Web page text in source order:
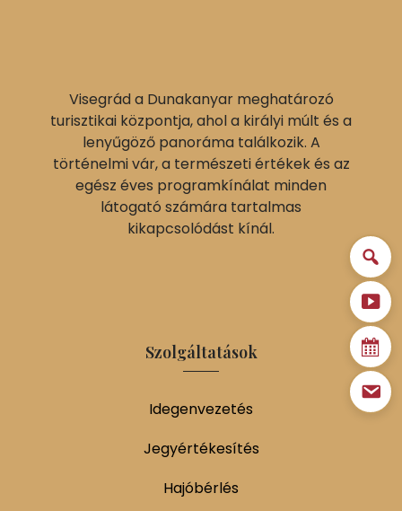
Visegrád a Dunakanyar meghatározó
turisztikai központja, ahol a királyi múlt és a
lenyűgöző panoráma találkozik. A
történelmi vár, a természeti értékek és az
egész éves programkínálat minden
látogató számára tartalmas
kikapcsolódást kínál.
Szolgáltatások
Idegenvezetés
Jegyértékesítés
Hajóbérlés